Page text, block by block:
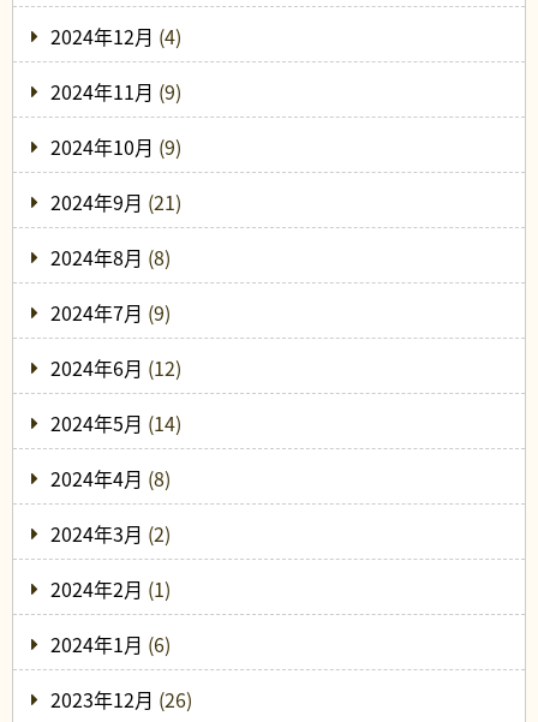
2024年12月 (4)
2024年11月 (9)
2024年10月 (9)
2024年9月 (21)
2024年8月 (8)
2024年7月 (9)
2024年6月 (12)
2024年5月 (14)
2024年4月 (8)
2024年3月 (2)
2024年2月 (1)
2024年1月 (6)
2023年12月 (26)